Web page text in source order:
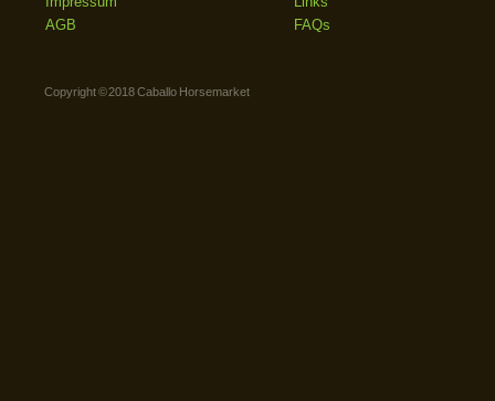
AGB
FAQs
Copyright © 2018 Caballo Horsemarket